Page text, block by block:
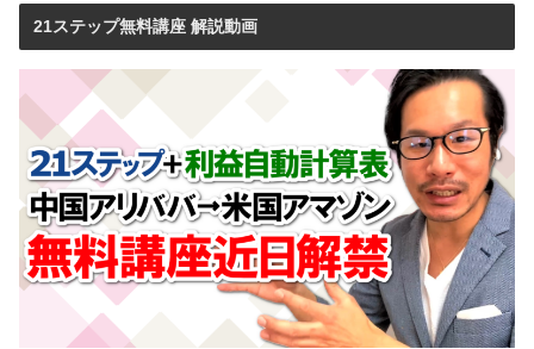
21ステップ無料講座 解説動画